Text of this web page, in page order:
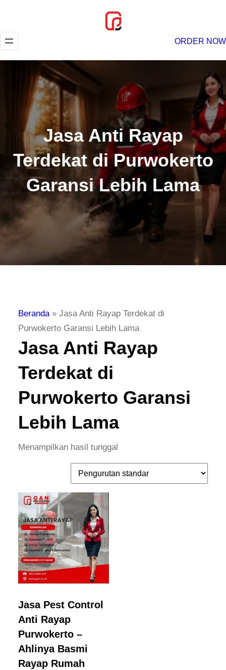
konten
ORDER NOW
Jasa Anti Rayap
Terdekat di Purwokerto
Garansi Lebih Lama
Beranda» Jasa Anti Rayap Terdekat di
Purwokerto Garansi Lebih Lama
Jasa Anti Rayap
Terdekat di
Purwokerto Garansi
Lebih Lama
Menampilkan hasil tunggal
Jasa Pest Control
Anti Rayap
Purwokerto –
Ahlinya Basmi
Rayap Rumah